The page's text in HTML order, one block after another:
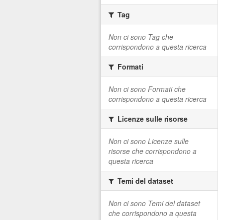
Tag
Non ci sono Tag che
corrispondono a questa ricerca
Formati
Non ci sono Formati che
corrispondono a questa ricerca
Licenze sulle risorse
Non ci sono Licenze sulle
risorse che corrispondono a
questa ricerca
Temi del dataset
Non ci sono Temi del dataset
che corrispondono a questa